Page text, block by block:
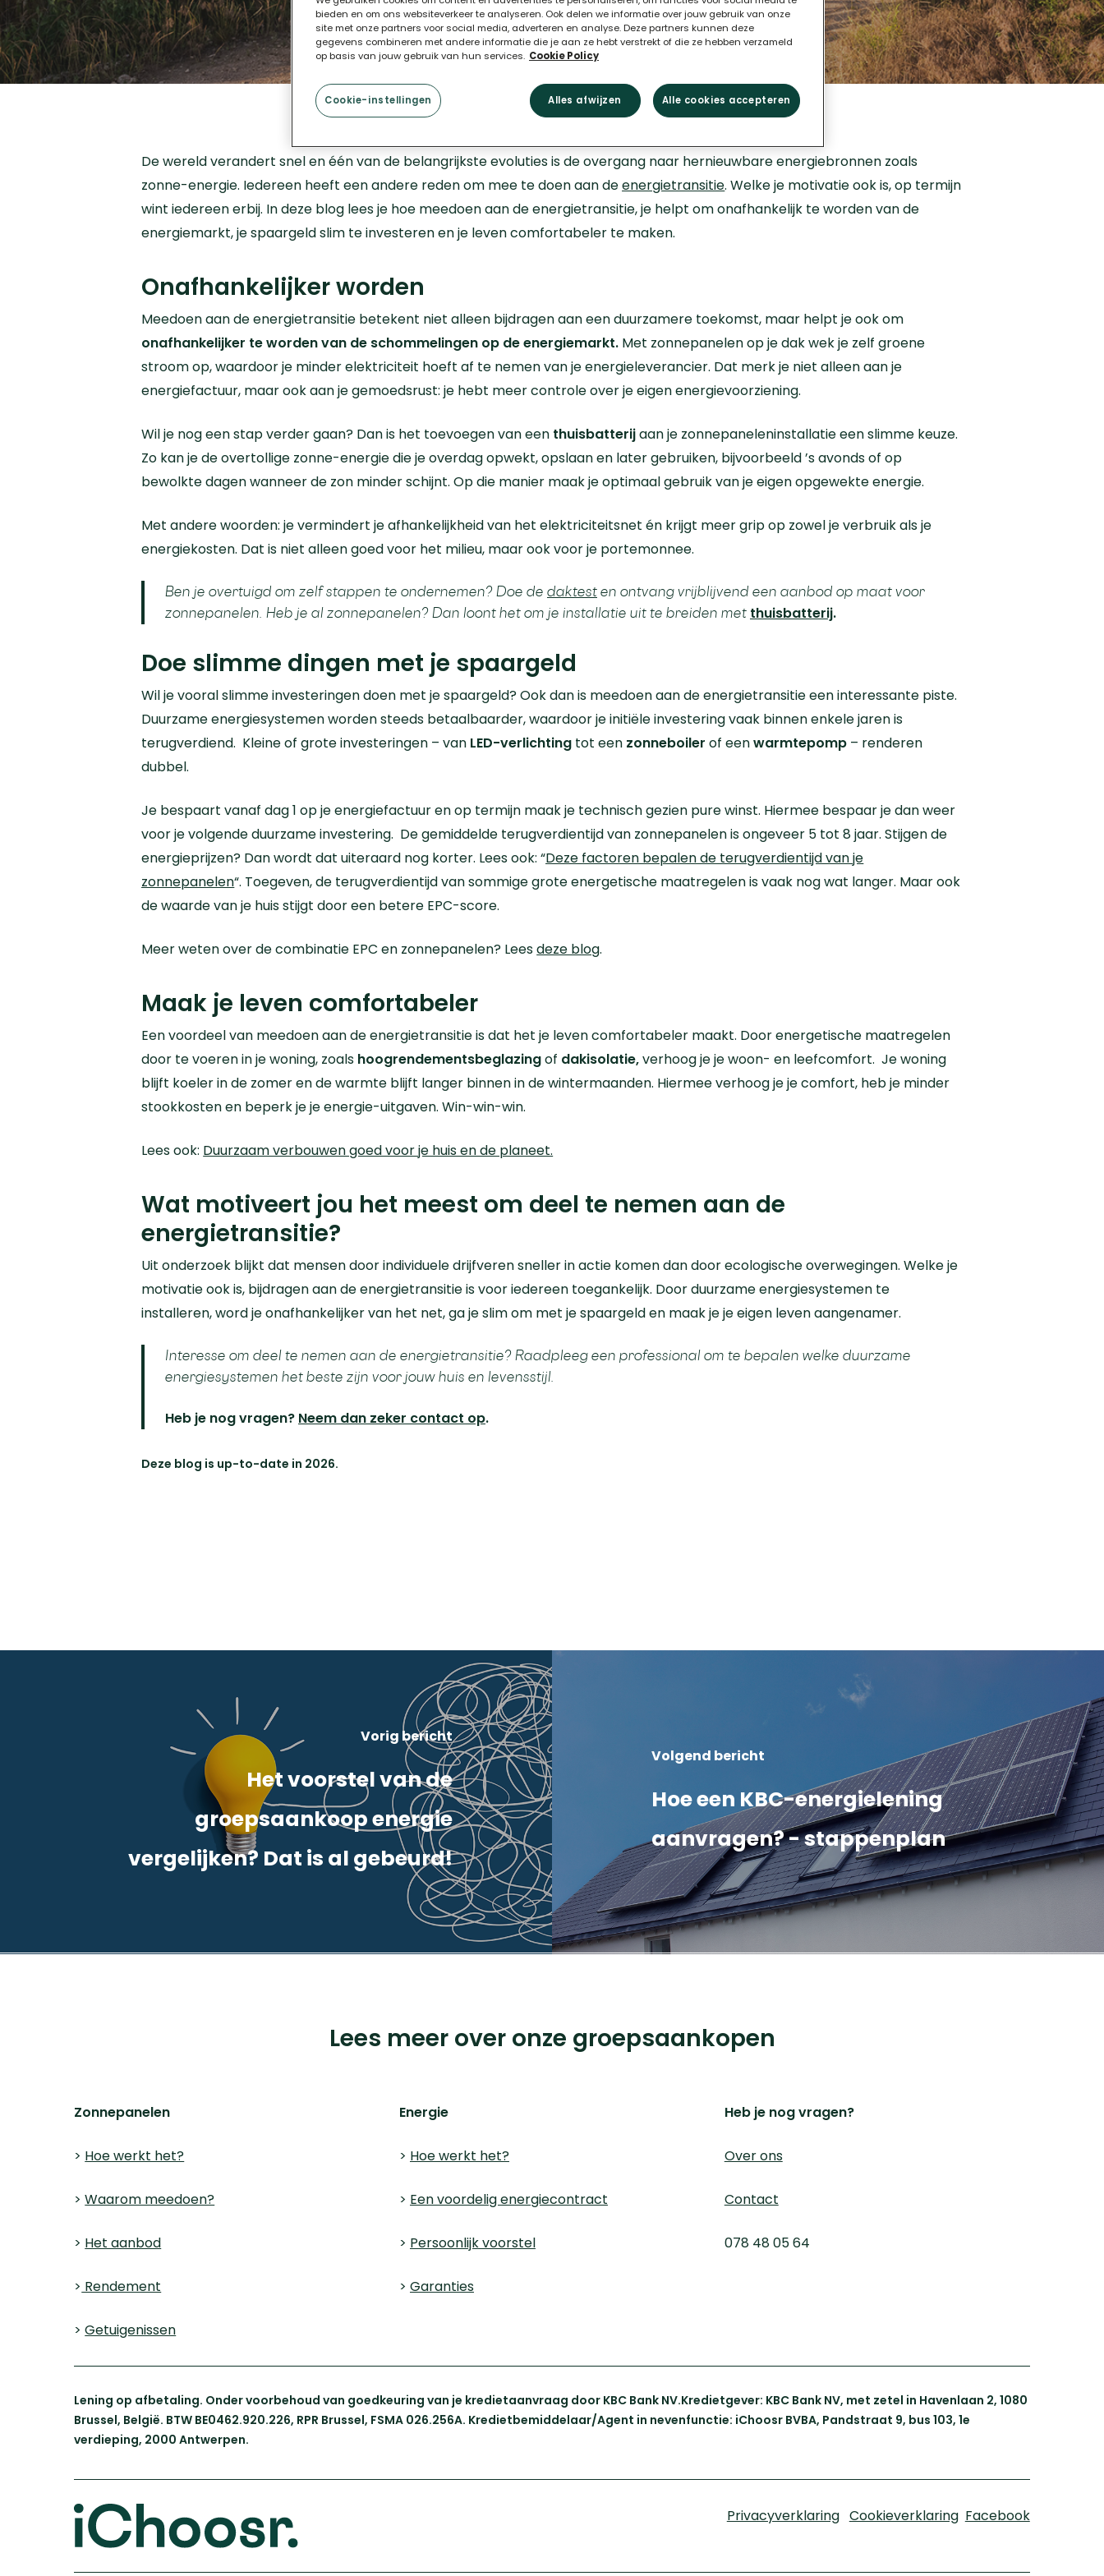
De wereld verandert snel en één van de belangrijkste evoluties is de overgang naar hernieuwbare energiebronnen zoals
zonne-energie. Iedereen heeft een andere reden om mee te doen aan deenergietransitie. Welke je motivatie ook is, op termijn
wint iedereen erbij. In deze blog lees je hoe meedoen aan de energietransitie, je helpt om onafhankelijk te worden van de
energiemarkt, je spaargeld slim te investeren en je leven comfortabeler te maken.
Onafhankelijker worden
Meedoen aan de energietransitie betekent niet alleen bijdragen aan een duurzamere toekomst, maar helpt je ook om
onafhankelijker te worden van de schommelingen op de energiemarkt. Met zonnepanelen op je dak wek je zelf groene
stroom op, waardoor je minder elektriciteit hoeft af te nemen van je energieleverancier. Dat merk je niet alleen aan je
energiefactuur, maar ook aan je gemoedsrust: je hebt meer controle over je eigen energievoorziening.
Wil je nog een stap verder gaan? Dan is het toevoegen van een thuisbatterijaan je zonnepaneleninstallatie een slimme keuze.
Zo kan je de overtollige zonne-energie die je overdag opwekt, opslaan en later gebruiken, bijvoorbeeld ’s avonds of op
bewolkte dagen wanneer de zon minder schijnt. Op die manier maak je optimaal gebruik van je eigen opgewekte energie.
Met andere woorden: je vermindert je afhankelijkheid van het elektriciteitsnet én krijgt meer grip op zowel je verbruik als je
energiekosten. Dat is niet alleen goed voor het milieu, maar ook voor je portemonnee.
Ben je overtuigd om zelf stappen te ondernemen? Doe de daktesten ontvang vrijblijvend een aanbod op maat voor
zonnepanelen. Heb je al zonnepanelen? Dan loont het om je installatie uit te breiden met thuisbatterij.
Doe slimme dingen met je spaargeld
Wil je vooral slimme investeringen doen met je spaargeld? Ook dan is meedoen aan de energietransitie een interessante piste.
Duurzame energiesystemen worden steeds betaalbaarder, waardoor je initiële investering vaak binnen enkele jaren is
terugverdiend. Kleine of grote investeringen – van LED-verlichting tot een zonneboilerof eenwarmtepomp – renderen
dubbel.
Je bespaart vanaf dag 1 op je energiefactuur en op termijn maak je technisch gezien pure winst. Hiermee bespaar je dan weer
voor je volgende duurzame investering. De gemiddelde terugverdientijd van zonnepanelen is ongeveer 5 tot 8 jaar. Stijgen de
energieprijzen? Dan wordt dat uiteraard nog korter. Lees ook: “Deze factoren bepalen de terugverdientijd van je
zonnepanelen“. Toegeven, de terugverdientijd van sommige grote energetische maatregelen is vaak nog wat langer. Maar ook
de waarde van je huis stijgt door een betere EPC-score.
Meer weten over de combinatie EPC en zonnepanelen? Leesdeze blog.
Maak je leven comfortabeler
Een voordeel van meedoen aan de energietransitie is dat het je leven comfortabeler maakt. Door energetische maatregelen
door te voeren in je woning, zoals hoogrendementsbeglazingof dakisolatie,verhoog je je woon- en leefcomfort. Je woning
blijft koeler in de zomer en de warmte blijft langer binnen in de wintermaanden. Hiermee verhoog je je comfort, heb je minder
stookkosten en beperk je je energie-uitgaven. Win-win-win.
Lees ook: Duurzaam verbouwen goed voor je huis en de planeet.
Wat motiveert jou het meest om deel te nemen aan de
energietransitie?
Uit onderzoek blijkt dat mensen door individuele drijfveren sneller in actie komen dan door ecologische overwegingen. Welke je
motivatie ook is, bijdragen aan de energietransitie is voor iedereen toegankelijk. Door duurzame energiesystemen te
installeren, word je onafhankelijker van het net, ga je slim om met je spaargeld en maak je je eigen leven aangenamer.
Interesse om deel te nemen aan de energietransitie? Raadpleeg een ​​professional om te bepalen welke duurzame
energiesystemen het beste zijn voor jouw huis en levensstijl.
Heb je nog vragen? Neem dan zeker contact op.
Deze blog is up-to-date in 2026.
Vorig bericht
Het voorstel van de
groepsaankoop energie
vergelijken? Dat is al gebeurd!
Volgend bericht
Hoe een KBC-energielening
aanvragen? - stappenplan
Lees meer over onze groepsaankopen
Zonnepanelen
> Hoe werkt het?
>Waarom meedoen?
> Het aanbod
> Rendement
>Getuigenissen
Energie
> Hoe werkt het?
> Een voordelig energiecontract
> Persoonlijk voorstel
> Garanties
Heb je nog vragen?
Over ons
Contact
078 48 05 64
Lening op afbetaling. Onder voorbehoud van goedkeuring van je kredietaanvraag door KBC Bank NV.Kredietgever: KBC Bank NV, met zetel in Havenlaan 2, 1080
Brussel, België. BTW BE0462.920.226, RPR Brussel, FSMA 026.256A. Kredietbemiddelaar/Agent in nevenfunctie: iChoosr BVBA, Pandstraat 9, bus 103, 1e
verdieping, 2000 Antwerpen.
Privacyverklaring Cookieverklaring Facebook
bieden en om ons websiteverkeer te analyseren. Ook delen we informatie over jouw gebruik van onze
site met onze partners voor social media, adverteren en analyse. Deze partners kunnen deze
gegevens combineren met andere informatie die je aan ze hebt verstrekt of die ze hebben verzameld
op basis van jouw gebruik van hun services. Cookie Policy
Cookie-instellingen Alles afwijzen Alle cookies accepteren